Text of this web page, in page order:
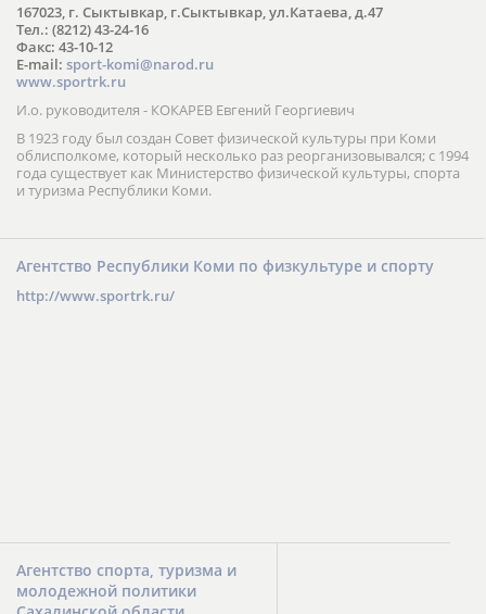
167023, г. Сыктывкар, г.Сыктывкар, ул.Катаева, д.47
Тел.: (8212) 43-24-16
Факс: 43-10-12
E-mail: sport-komi@narod.ru
www.sportrk.ru
И.о. руководителя - КОКАРЕВ Евгений Георгиевич
В 1923 году был создан Совет физической культуры при Коми
облисполкоме, который несколько раз реорганизовывался; с 1994
года существует как Министерство физической культуры, спорта
и туризма Республики Коми.
Агентство Республики Коми по физкультуре и спорту
http://www.sportrk.ru/
Агентство спорта, туризма и
молодежной политики